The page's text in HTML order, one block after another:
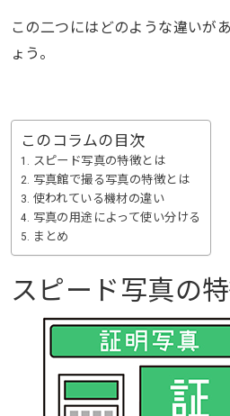
この二つにはどのような違いが
ょう。
このコラムの目次
スピード写真の特徴とは
写真館で撮る写真の特徴とは
使われている機材の違い
写真の用途によって使い分ける
まとめ
スピード写真の